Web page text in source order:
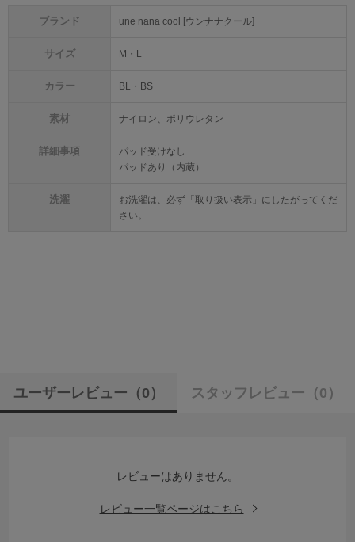
ブランド une nana cool [ウンナナクール]
サイズ M・L
カラー BL・BS
素材 ナイロン、ポリウレタン
詳細事項
パッド受けなし
パッドあり（内蔵）
洗濯
お洗濯は、必ず「取り扱い表示」にしたがってくだ
さい。
ユーザーレビュー （0） スタッフレビュー （0）
レビューはありません。
レビュー一覧ページはこちら